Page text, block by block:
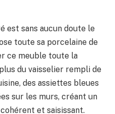
est sans aucun doute le
toute sa porcelaine de
ce meuble toute la
du vaisselier rempli de
des assiettes bleues
sur les murs, créant un
et saisissant.